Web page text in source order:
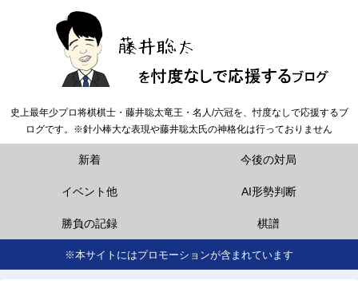
史上最年少プロ将棋棋士・藤井聡太竜王・名人/六冠を、忖度なしで応援するブ
ログです。※針小棒大な表現や藤井聡太氏の神格化は行っておりません
新着 今後の対局
イベント他 AI形勢判断
勝負の記録 棋譜
※本サイトにはプロモーションが含まれています